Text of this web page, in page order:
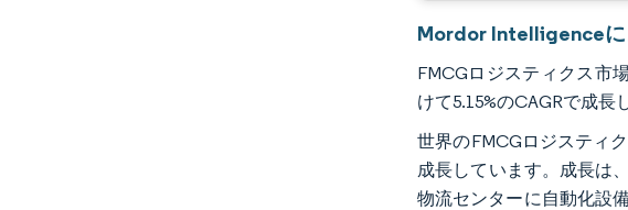
Mordor Intelligence
FMCGロジスティクス市
けて5.15%のCAGRで成長
世界のFMCGロジスティ
成長しています。成長は
物流センターに自動化設